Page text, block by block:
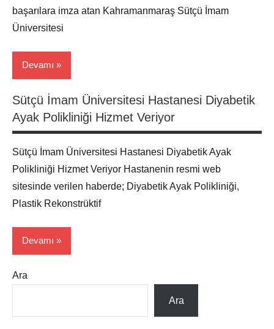
başarılara imza atan Kahramanmaraş Sütçü İmam
Üniversitesi
Devamı
Hasta
Haber
Maraş
Sütçü İmam Üniversitesi Hastanesi Diyabetik
Ayak Polikliniği Hizmet Veriyor
Sütçü İmam Üniversitesi Hastanesi Diyabetik Ayak
Polikliniği Hizmet Veriyor Hastanenin resmi web
sitesinde verilen haberde; Diyabetik Ayak Polikliniği,
Plastik Rekonstrüktif
Devamı
Hasta
Ara
Ara